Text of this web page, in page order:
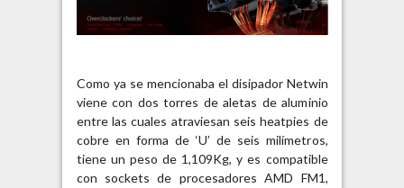
Como ya se mencionaba el disipador Netwin
viene con dos torres de aletas de aluminio
entre las cuales atraviesan seis heatpies de
cobre en forma de ‘U’ de seis milímetros,
tiene un peso de 1,109Kg, y es compatible
con sockets de procesadores AMD FM1,